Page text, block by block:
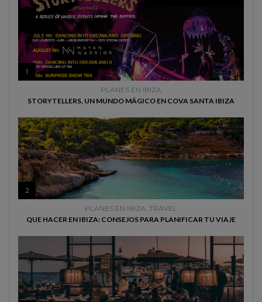
1
PLANES EN IBIZA
STORYTELLERS, UN MUNDO MÁGICO EN COVA SANTA IBIZA
2
PLANES EN IBIZA, TRAVEL
QUE HACER EN IBIZA: CONSEJOS PARA PLANIFICAR TU VIAJE